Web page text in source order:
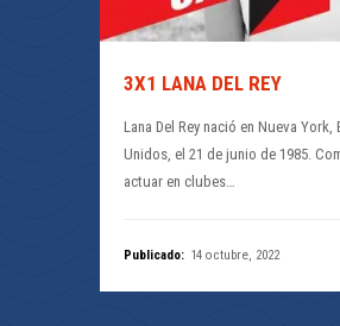
3X1 LANA DEL REY
Lana Del Rey nació en Nueva York,
Unidos, el 21 de junio de 1985.
actuar en clubes…
Publicado: 14 octubre, 2022